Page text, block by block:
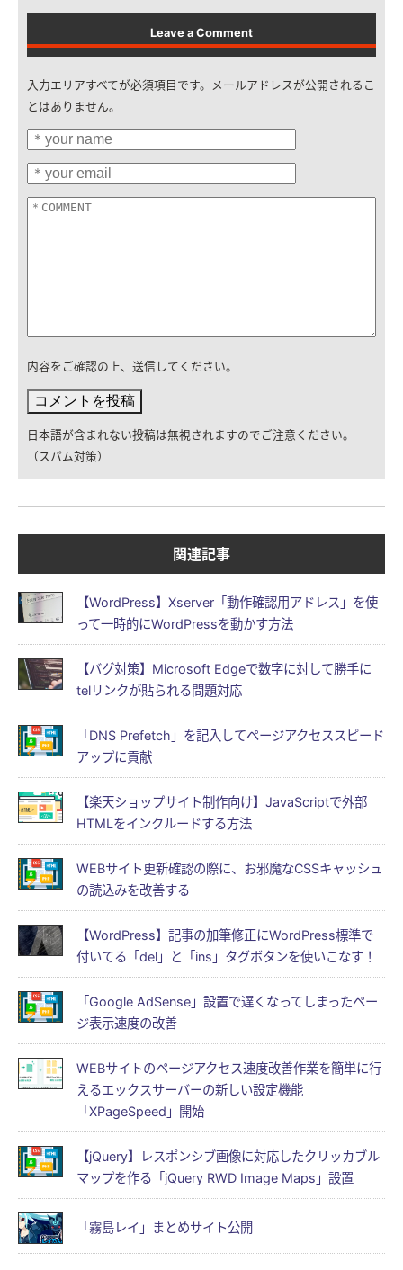
Leave a Comment
入力エリアすべてが必須項目です。メールアドレスが公開されるこ
とはありません。
内容をご確認の上、送信してください。
日本語が含まれない投稿は無視されますのでご注意ください。
（スパム対策）
関連記事
【WordPress】Xserver「動作確認用アドレス」を使
って一時的にWordPressを動かす方法
【バグ対策】Microsoft Edgeで数字に対して勝手に
telリンクが貼られる問題対応
「DNS Prefetch」を記入してページアクセススピード
アップに貢献
【楽天ショップサイト制作向け】JavaScriptで外部
HTMLをインクルードする方法
WEBサイト更新確認の際に、お邪魔なCSSキャッシュ
の読込みを改善する
【WordPress】記事の加筆修正にWordPress標準で
付いてる「del」と「ins」タグボタンを使いこなす！
「Google AdSense」設置で遅くなってしまったペー
ジ表示速度の改善
WEBサイトのページアクセス速度改善作業を簡単に行
えるエックスサーバーの新しい設定機能
「XPageSpeed」開始
【jQuery】レスポンシブ画像に対応したクリッカブル
マップを作る「jQuery RWD Image Maps」設置
「霧島レイ」まとめサイト公開